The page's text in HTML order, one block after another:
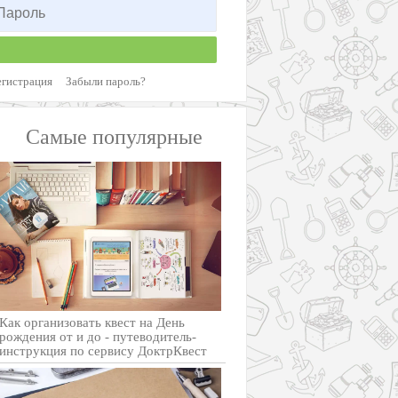
Забыли пароль?
Самые популярные
Как организовать квест на День
рождения от и до - путеводитель-
инструкция по сервису ДоктрКвест